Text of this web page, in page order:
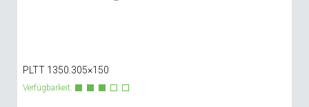
PLTT 1350.305×150
Verfügbarkeit: